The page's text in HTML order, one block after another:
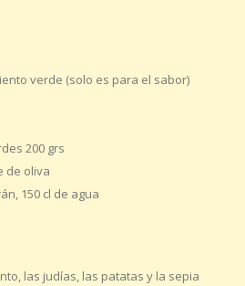
verde (solo es para el sabor)
200 grs
de oliva
150 cl de agua
las judías, las patatas y la sepia